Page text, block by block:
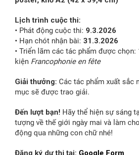
Lịch trình cuộc thi:
• Phát động cuộc thi: 9.3.2026
• Hạn chót nhận bài: 31.3.2026
• Triển lãm các tác phẩm được chọn:
kiện Francophonie en fête
Giải thưởng: Các tác phẩm xuất sắc
mục sẽ được trao giải.
Đến lượt bạn! Hãy thể hiện sự sáng
tượng về thế giới ngày mai và làm
động qua những con chữ nhé!
Đăng ký dự thi tại: Google Form